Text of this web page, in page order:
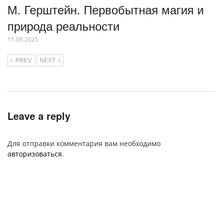
М. Герштейн. Первобытная магия и
природа реальности
11.08.2025
PREV NEXT
Leave a reply
Для отправки комментария вам необходимо
авторизоваться.